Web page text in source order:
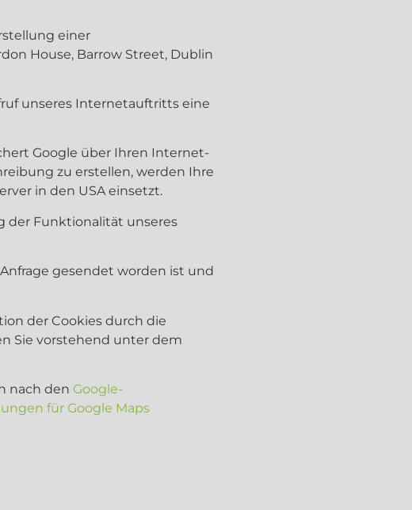
einer
House, Barrow Street, Dublin
unseres Internetauftritts eine
Google über Ihren Internet-
zu erstellen, werden Ihre
in den USA einsetzt.
der Funktionalität unseres
gesendet worden ist und
der Cookies durch die
Sie vorstehend unter dem
nach den Google-
für Google Maps